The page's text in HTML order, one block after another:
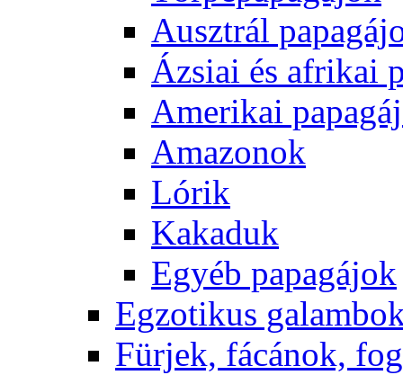
Ausztrál
Ázsiai és afrikai
Amerikai
Amazonok
Lórik
Kakaduk
Egyéb papagájok
Egzotikus
Fürjek, fácánok,